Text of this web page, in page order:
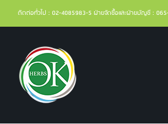
ติดต่อทั่วไป : 02-4085983-5 ฝ่ายจัดซื้อและฝ่ายบัญชี :